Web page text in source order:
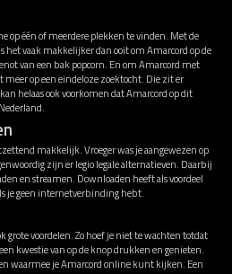
op één of meerdere plekken te vinden. Met de
het vaak makkelijker dan ooit om Amarcord op de
van een bak popcorn. En om Amarcord met
op een eindeloze zoektocht. Die zit er
helaas ook voorkomen dat Amarcord op dit
makkelijk. Vroeger was je aangewezen op
zijn er legio legale alternatieven. Daarbij
en streamen. Downloaden heeft als voordeel
je geen internetverbinding hebt.
grote voordelen. Zo hoef je niet te wachten totdat
kwestie van op de knop drukken en genieten.
waarmee je Amarcord online kunt kijken. Een